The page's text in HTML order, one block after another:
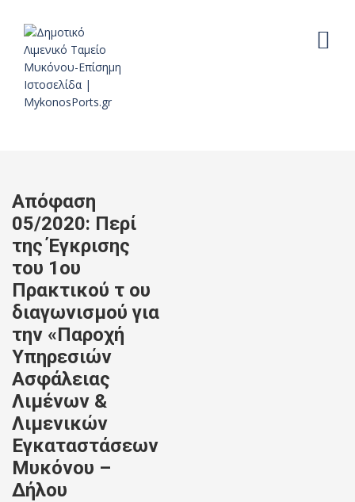
Απόφαση
05/2020: Περί
της Έγκρισης
του 1ου
Πρακτικού τ ου
διαγωνισμού για
την «Παροχή
Υπηρεσιών
Ασφάλειας
Λιμένων &
Λιμενικών
Εγκαταστάσεων
Μυκόνου –
Δήλου